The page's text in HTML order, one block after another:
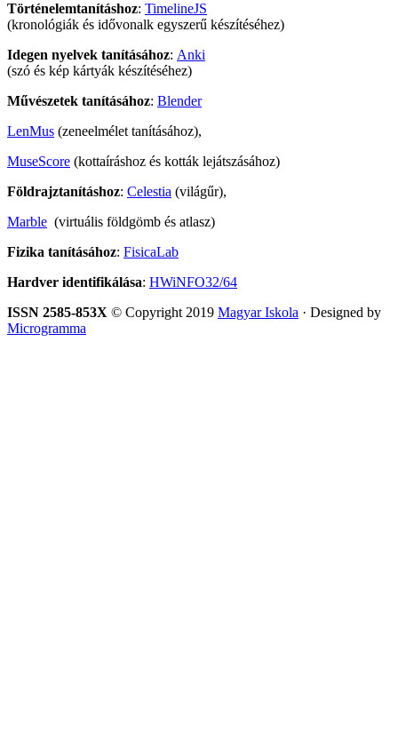
Történelemtanításhoz: TimelineJS
(kronológiák és idővonalk egyszerű készítéséhez)
Idegen nyelvek tanításához: Anki
(szó és kép kártyák készítéséhez)
Művészetek tanításához: Blender
LenMus (zeneelmélet tanításához),
MuseScore (kottaíráshoz és kották lejátszásához)
Földrajztanításhoz: Celestia (világűr),
Marble (virtuális földgömb és atlasz)
Fizika tanításához: FisicaLab
Hardver identifikálása: HWiNFO32/64
ISSN 2585-853X © Copyright 2019 Magyar Iskola · Designed by
Microgramma